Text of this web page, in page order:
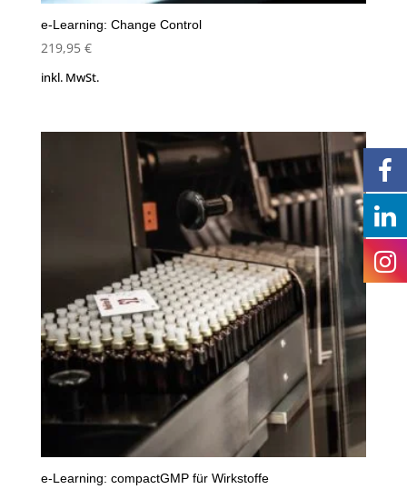
e-Learning: Change Control
219,95 €
inkl. MwSt.
e-Learning: compactGMP für Wirkstoffe